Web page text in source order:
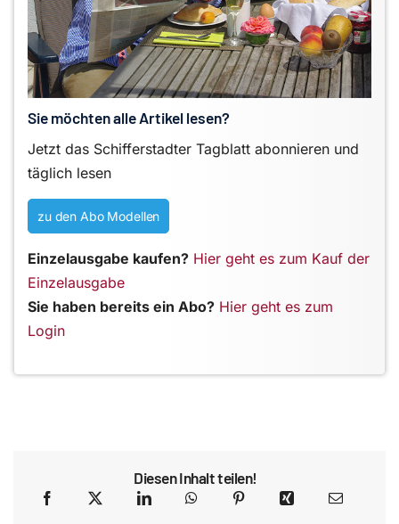
Sie möchten alle Artikel lesen?
Jetzt das Schifferstadter Tagblatt abonnieren und
täglich lesen
zu den Abo Modellen
Einzelausgabe kaufen? Hier geht es zum Kauf der
Einzelausgabe
Sie haben bereits ein Abo? Hier geht es zum
Login
Diesen Inhalt teilen!